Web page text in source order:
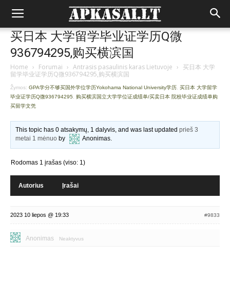
买日本 大学留学毕业证学历Q微
936794295,购买横滨国
Home › Forumai › Antrasis pasaulinis karas Lietuvoje › 买日本 大学
留学毕业证学历Q微936794295,购买横滨国
Žymos: GPA学分不够买国外学位学历Yokohama National University学历 买日本 大学留学
毕业证学历Q微936794295
购买横滨国立大学学位证成绩单/买卖日本 院校毕业证成绩单购
买留学文凭
This topic has 0 atsakymų, 1 dalyvis, and was last updatedprieš 3
metai 1 mėnuo by Anonimas.
Rodomas 1 įrašas (viso: 1)
Autorius Įrašai
2023 10 liepos @ 19:33 #9833
Anonimas Neaktyvus